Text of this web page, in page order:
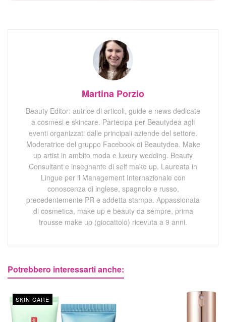
Martina Porzio
Beauty Editor: autrice di articoli, guide e news dedicate
a cosmesi e skincare. Partecipa per Beautydea agli
eventi organizzati dalle principali aziende del settore.
Moderatrice del gruppo Facebook di Beautydea. Make
up artist in ambito moda e luxury wedding. Beauty
Consultant e insegnante di self make up. Laureata in
Lingue per il Management Internazionale con
conoscenza di inglese, spagnolo e russo,
precedentemente PR e addetta stampa. Appassionata
di cosmetica, make up e beauty da sempre, prima
trousse make up (giocattolo) ricevuta a 9 anni.
Potrebbero interessarti anche:
SKIN CARE